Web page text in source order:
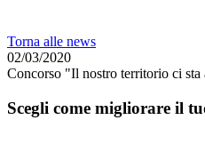
Torna alle news
02/03/2020
Concorso "Il nostro territorio ci sta
Scegli come migliorare il